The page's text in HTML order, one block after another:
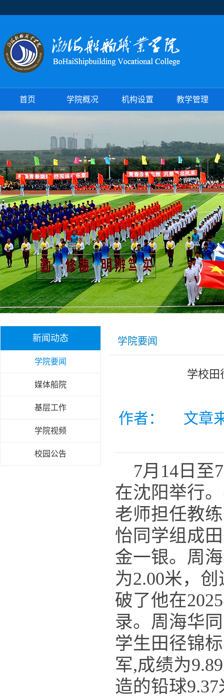
首页 学院概况 机构设置 教学管理
新闻动态
学院要闻
媒体船院
基层工作
学院视频
校园公告
学院要闻
学校田
作者： 文章
7月14日至
在沈阳举行
老师担任教
怡同学组成
金一银。周
为2.00米，
破了他在
录。周海华
学生田径锦
军,成绩为
造的铅球